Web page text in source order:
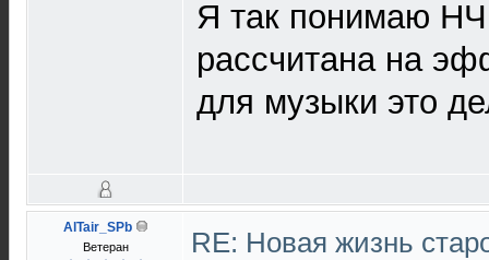
Я так понимаю НЧ
рассчитана на
для музыки это
AlTair_SPb
Ветеран RE: Новая жизнь